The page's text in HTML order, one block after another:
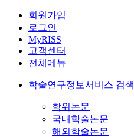
회원가입
로그인
MyRISS
고객센터
전체메뉴
학술연구정보서비스 검색
학위논문
국내학술논문
해외학술논문